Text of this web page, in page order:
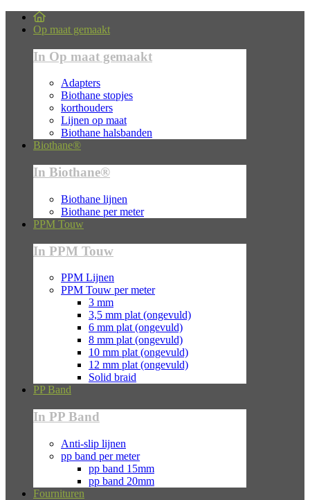
Op maat gemaakt
In Op maat gemaakt
Adapters
Biothane stopjes
korthouders
Lijnen op maat
Biothane halsbanden
Biothane®
In Biothane®
Biothane lijnen
Biothane per meter
PPM Touw
In PPM Touw
PPM Lijnen
PPM Touw per meter
3 mm
3,5 mm plat (ongevuld)
6 mm plat (ongevuld)
8 mm plat (ongevuld)
10 mm plat (ongevuld)
12 mm plat (ongevuld)
Solid braid
PP Band
In PP Band
Anti-slip lijnen
pp band per meter
pp band 15mm
pp band 20mm
Fournituren